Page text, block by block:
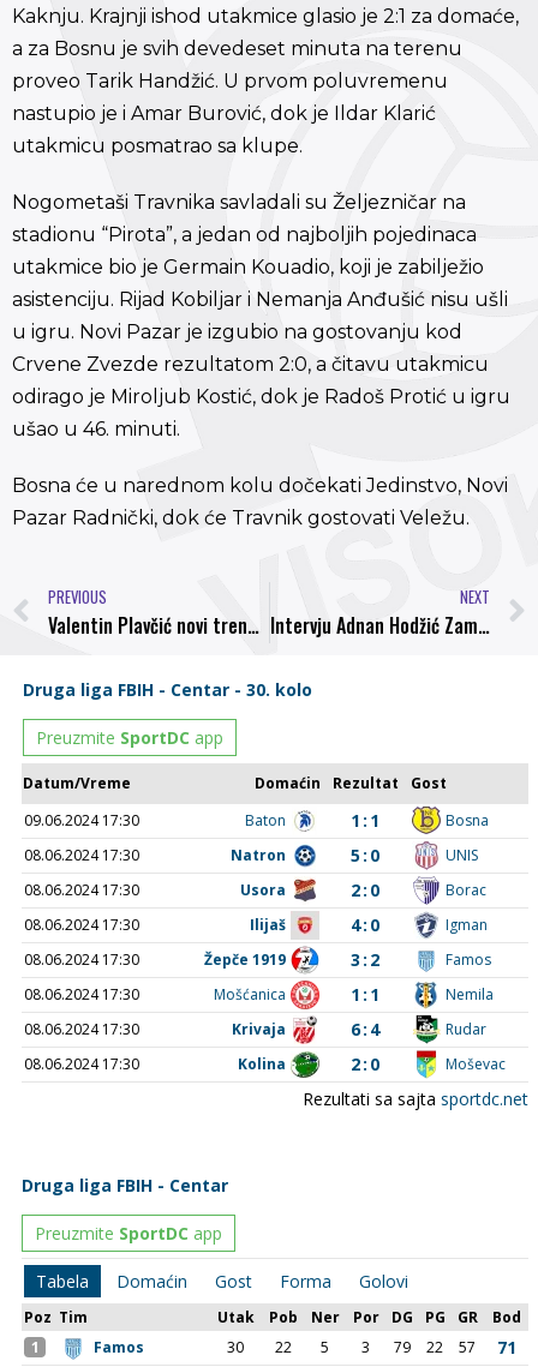
Kaknju. Krajnji ishod utakmice glasio je 2:1 za domaće,
a za Bosnu je svih devedeset minuta na terenu
proveo Tarik Handžić. U prvom poluvremenu
nastupio je i Amar Burović, dok je Ildar Klarić
utakmicu posmatrao sa klupe.
Nogometaši Travnika savladali su Željezničar na
stadionu “Pirota”, a jedan od najboljih pojedinaca
utakmice bio je Germain Kouadio, koji je zabilježio
asistenciju. Rijad Kobiljar i Nemanja Anđušić nisu ušli
u igru. Novi Pazar je izgubio na gostovanju kod
Crvene Zvezde rezultatom 2:0, a čitavu utakmicu
odirago je Miroljub Kostić, dok je Radoš Protić u igru
ušao u 46. minuti.
Bosna će u narednom kolu dočekati Jedinstvo, Novi
Pazar Radnički, dok će Travnik gostovati Veležu.
PREVIOUS
Valentin Plavčić novi trener Novog Travnika
NEXT
Intervju Adnan Hodžić Zamer – Najava utakmice sa Jedinstvom